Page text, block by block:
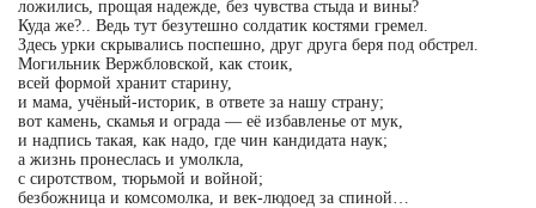
ложились, прощая надежде, без чувства стыда и вины?
Куда же?.. Ведь тут безутешно солдатик костями гремел.
Здесь урки скрывались поспешно, друг друга беря под обстрел.
Могильник Вержбловской, как стоик,
всей формой хранит старину,
и мама, учёный-историк, в ответе за нашу страну;
вот камень, скамья и ограда — её избавленье от мук,
и надпись такая, как надо, где чин кандидата наук;
а жизнь пронеслась и умолкла,
с сиротством, тюрьмой и войной;
безбожница и комсомолка, и век-людоед за спиной…